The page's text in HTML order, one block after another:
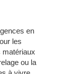
en
les
matériaux
ou la